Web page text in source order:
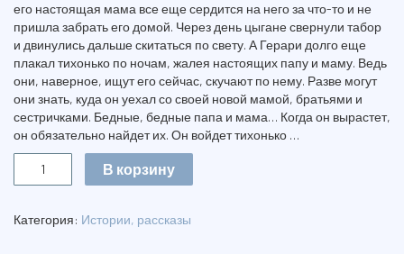
его настоящая мама все еще сердится на него за что-то и не
пришла забрать его домой. Через день цыгане свернули табор
и двинулись дальше скитаться по свету. А Герари долго еще
плакал тихонько по ночам, жалея настоящих папу и маму. Ведь
они, наверное, ищут его сейчас, скучают по нему. Разве могут
они знать, куда он уехал со своей новой мамой, братьями и
сестричками. Бедные, бедные папа и мама… Когда он вырастет,
он обязательно найдет их. Он войдет тихонько …
ГЕРАРИ.
СЕМЬИ
В корзину
Категория: Истории, рассказы